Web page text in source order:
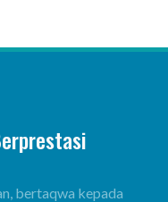
bertaqwa kepada